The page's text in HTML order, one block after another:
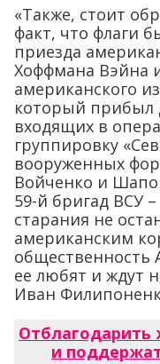
«Также, стоит
факт, что флаги
приезда
Хоффмана Вэйна
американского
который прибыл
входящих в
группировку
вооруженных
Войченко и
59-й бригад ВСУ
старания не
американским
общественность
ее любят и ждут
Иван
Отблагодарить
и